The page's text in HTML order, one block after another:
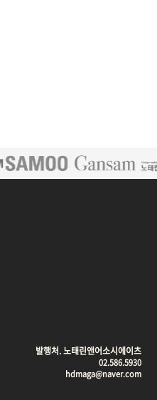
발행처. 노태린앤어소시에이츠
02.586.5930
hdmaga@naver.com